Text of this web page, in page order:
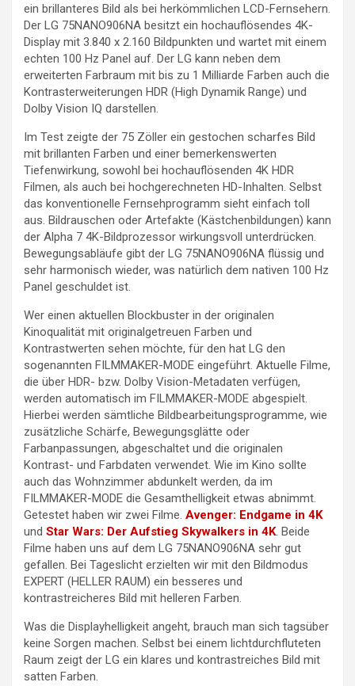
ein brillanteres Bild als bei herkömmlichen LCD-Fernsehern.
Der LG 75NANO906NA besitzt ein hochauflösendes 4K-
Display mit 3.840 x 2.160 Bildpunkten und wartet mit einem
echten 100 Hz Panel auf. Der LG kann neben dem
erweiterten Farbraum mit bis zu 1 Milliarde Farben auch die
Kontrasterweiterungen HDR (High Dynamik Range) und
Dolby Vision IQ darstellen.
Im Test zeigte der 75 Zöller ein gestochen scharfes Bild
mit brillanten Farben und einer bemerkenswerten
Tiefenwirkung, sowohl bei hochauflösenden 4K HDR
Filmen, als auch bei hochgerechneten HD-Inhalten. Selbst
das konventionelle Fernsehprogramm sieht einfach toll
aus. Bildrauschen oder Artefakte (Kästchenbildungen) kann
der Alpha 7 4K-Bildprozessor wirkungsvoll unterdrücken.
Bewegungsabläufe gibt der LG 75NANO906NA flüssig und
sehr harmonisch wieder, was natürlich dem nativen 100 Hz
Panel geschuldet ist.
Wer einen aktuellen Blockbuster in der originalen
Kinoqualität mit originalgetreuen Farben und
Kontrastwerten sehen möchte, für den hat LG den
sogenannten FILMMAKER-MODE eingeführt. Aktuelle Filme,
die über HDR- bzw. Dolby Vision-Metadaten verfügen,
werden automatisch im FILMMAKER-MODE abgespielt.
Hierbei werden sämtliche Bildbearbeitungsprogramme, wie
zusätzliche Schärfe, Bewegungsglätte oder
Farbanpassungen, abgeschaltet und die originalen
Kontrast- und Farbdaten verwendet. Wie im Kino sollte
auch das Wohnzimmer abdunkelt werden, da im
FILMMAKER-MODE die Gesamthelligkeit etwas abnimmt.
Getestet haben wir zwei Filme. Avenger: Endgame in 4K
und Star Wars: Der Aufstieg Skywalkers in 4K. Beide
Filme haben uns auf dem LG 75NANO906NA sehr gut
gefallen. Bei Tageslicht erzielten wir mit den Bildmodus
EXPERT (HELLER RAUM) ein besseres und
kontrastreicheres Bild mit helleren Farben.
Was die Displayhelligkeit angeht, brauch man sich tagsüber
keine Sorgen machen. Selbst bei einem lichtdurchfluteten
Raum zeigt der LG ein klares und kontrastreiches Bild mit
satten Farben.